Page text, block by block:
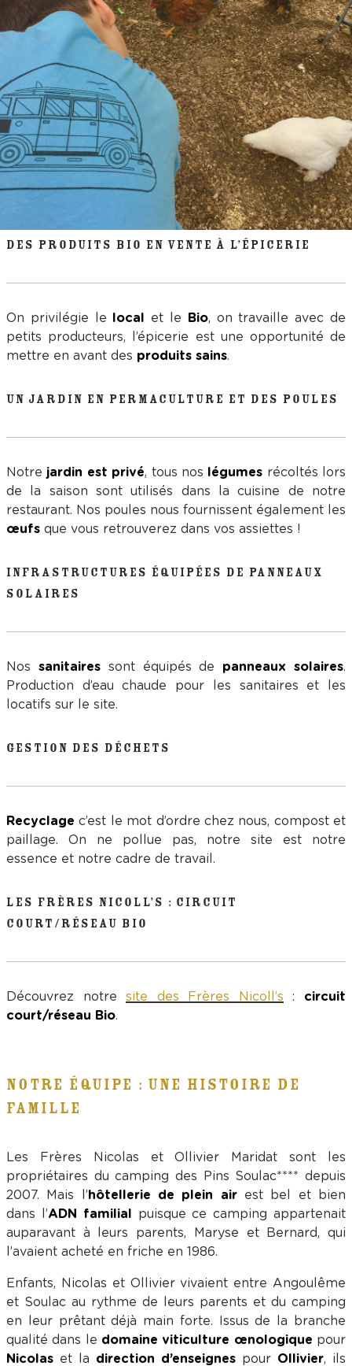
DES PRODUITS BIO EN VENTE À L’ÉPICERIE
On privilégie le local et le Bio, on travaille avec de
petits producteurs, l’épicerie est une opportunité de
mettre en avant des produits sains.
UN JARDIN EN PERMACULTURE ET DES POULES
Notre jardin est privé, tous nos légumes récoltés lors
de la saison sont utilisés dans la cuisine de notre
restaurant. Nos poules nous fournissent également les
œufs que vous retrouverez dans vos assiettes !
INFRASTRUCTURES ÉQUIPÉES DE PANNEAUX
SOLAIRES
Nos sanitairessont équipés de panneaux solaires.
Production d’eau chaude pour les sanitaires et les
locatifs sur le site.
GESTION DES DÉCHETS
Recyclage c’est le mot d’ordre chez nous, compost et
paillage. On ne pollue pas, notre site est notre
essence et notre cadre de travail.
LES FRÈRES NICOLL’S : CIRCUIT
COURT/RÉSEAU BIO
Découvrez notresite des Frères Nicoll’s : circuit
court/réseau Bio.
NOTRE ÉQUIPE : UNE HISTOIRE DE
FAMILLE
Les Frères Nicolas et Ollivier Maridat sont les
propriétaires du camping des Pins Soulac**** depuis
2007. Mais l’hôtellerie de plein airest bel et bien
dans l’ADN familial puisque ce camping appartenait
auparavant à leurs parents, Maryse et Bernard, qui
l’avaient acheté en friche en 1986.
Enfants, Nicolas et Ollivier vivaient entre Angoulême
et Soulac au rythme de leurs parents et du camping
en leur prêtant déjà main forte. Issus de la branche
qualité dans le domaine viticulture œnologique pour
Nicolas et la direction d’enseignes pour Ollivier, ils